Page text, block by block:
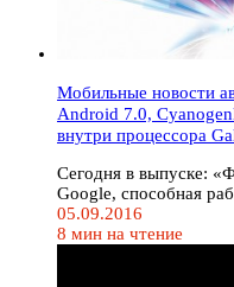
Мобильные новости
Android 7.0,
внутри процессора
Сегодня в выпуске:
Google, способная
05.09.2016
8 мин на чтение